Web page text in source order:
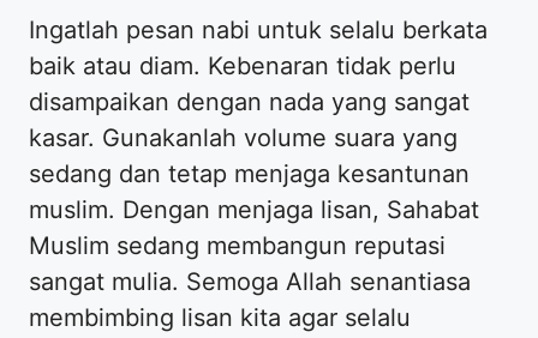
Ingatlah pesan nabi untuk selalu berkata
baik atau diam. Kebenaran tidak perlu
disampaikan dengan nada yang sangat
kasar. Gunakanlah volume suara yang
sedang dan tetap menjaga kesantunan
muslim. Dengan menjaga lisan, Sahabat
Muslim sedang membangun reputasi
sangat mulia. Semoga Allah senantiasa
membimbing lisan kita agar selalu